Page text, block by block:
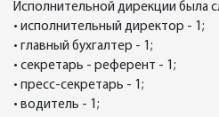
Исполнительной дирекции была
• исполнительный директор - 1;
• главный бухгалтер - 1;
• секретарь - референт - 1;
• пресс-секретарь - 1;
• водитель - 1;